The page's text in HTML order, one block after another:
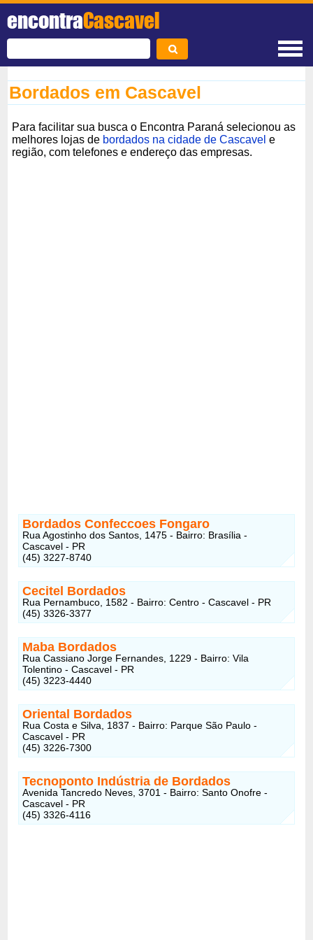
encontraCascavel
Bordados em Cascavel
Para facilitar sua busca o Encontra Paraná selecionou as
melhores lojas de bordados na cidade de Cascavel e
região, com telefones e endereço das empresas.
Bordados Confeccoes Fongaro
Rua Agostinho dos Santos, 1475 - Bairro: Brasília -
Cascavel - PR
(45) 3227-8740
Cecitel Bordados
Rua Pernambuco, 1582 - Bairro: Centro - Cascavel - PR
(45) 3326-3377
Maba Bordados
Rua Cassiano Jorge Fernandes, 1229 - Bairro: Vila
Tolentino - Cascavel - PR
(45) 3223-4440
Oriental Bordados
Rua Costa e Silva, 1837 - Bairro: Parque São Paulo -
Cascavel - PR
(45) 3226-7300
Tecnoponto Indústria de Bordados
Avenida Tancredo Neves, 3701 - Bairro: Santo Onofre -
Cascavel - PR
(45) 3326-4116